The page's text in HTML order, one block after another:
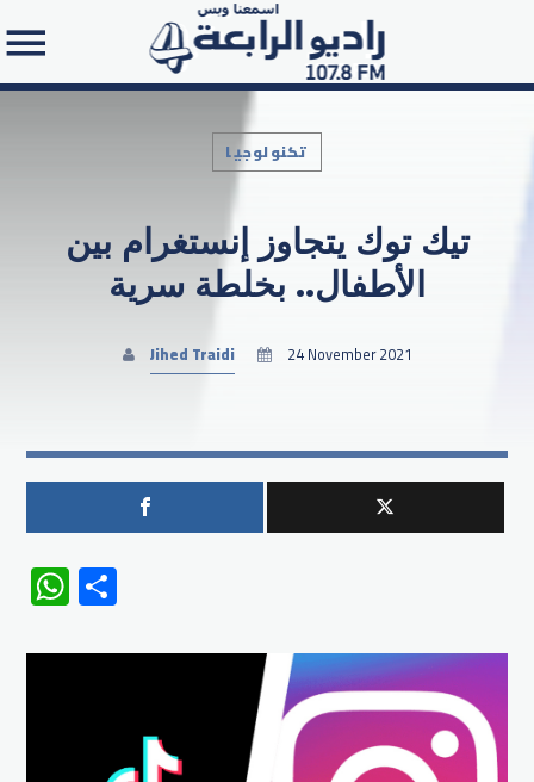
Search in the website:
تكنولوجيا
تيك توك يتجاوز إنستغرام بين
الأطفال.. بخلطة سرية
Jihed Traidi 24 November 2021
WhatsApp